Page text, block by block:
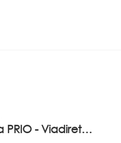
Parceria PRIO - Viadireta - Goodafter...